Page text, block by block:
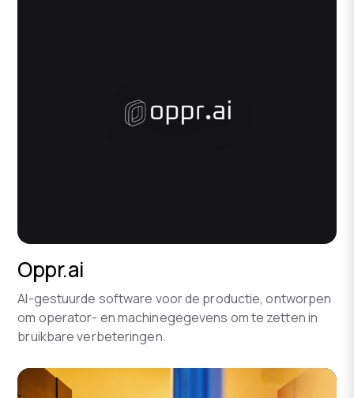
Oppr.ai
AI-gestuurde software voor de productie, ontworpen
om operator- en machinegegevens om te zetten in
bruikbare verbeteringen.